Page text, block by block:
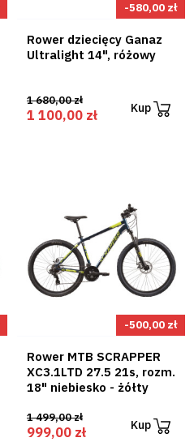
-580,00 zł
Rower dziecięcy Ganaz
Ultralight 14", różowy
1 680,00 zł
1 100,00 zł Kup
-500,00 zł
Rower MTB SCRAPPER
XC3.1LTD 27.5 21s, rozm.
18" niebiesko - żółty
1 499,00 zł
999,00 zł Kup